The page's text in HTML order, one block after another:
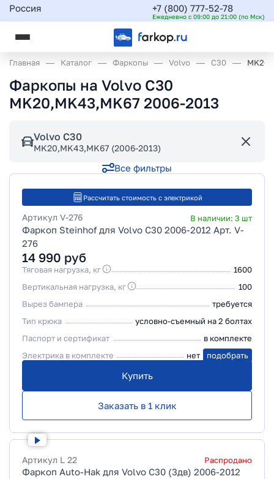
Россия +7 (800) 777-52-78
Ежедневно с 09:00 до 21:00 (по Мск)
Главная Каталог Фаркопы Volvo C30
Фаркопы на Volvo C30
MK20,MK43,MK67 2006-2013
Volvo C30
MK20,MK43,MK67 (2006-2013)
Все фильтры
Рассчитать стоимость с электрикой
Артикул V-276 В наличии: 3 шт
Фаркоп Steinhof для Volvo C30 2006-2012 Арт. V-
276
14 990 руб
Тяговая нагрузка, кг
1600
Вертикальная нагрузка, кг
100
Вырез бампера
требуется
Тип крюка
условно-съемный на 2 болтах
Паспорт и сертификат
в комплекте
Электрика в комплекте
нет подобрать
Купить
Заказать в 1 клик
Артикул L 22 Распродано
Фаркоп Auto-Hak для Volvo C30 (3дв) 2006-2012